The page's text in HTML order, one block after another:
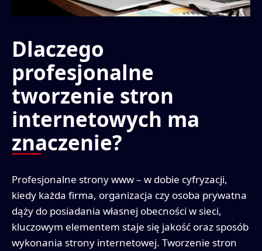
Dlaczego
profesjonalne
tworzenie stron
internetowych ma
znaczenie?
Profesjonalne strony www – w dobie cyfryzacji,
kiedy każda firma, organizacja czy osoba prywatna
dąży do posiadania własnej obecności w sieci,
kluczowym elementem staje się jakość oraz sposób
wykonania strony internetowej. Tworzenie stron